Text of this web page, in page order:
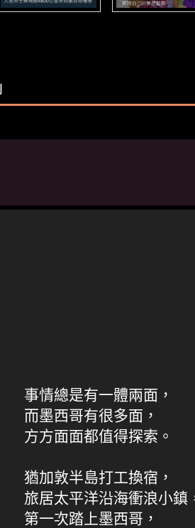
事情總是有一體兩面，
而墨西哥有很多面，
方方面面都值得探索。
猶加敦半島打工換宿，
旅居太平洋沿海衝浪小鎮
第一次踏上墨西哥，